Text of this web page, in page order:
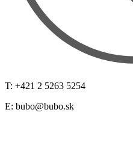
T: +421 2 5263 5254
E: bubo@bubo.sk